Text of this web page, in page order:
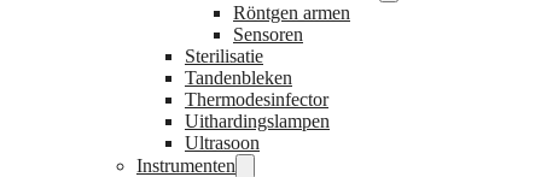
Röntgen armen
Sensoren
Sterilisatie
Tandenbleken
Thermodesinfector
Uithardingslampen
Ultrasoon
Instrumenten